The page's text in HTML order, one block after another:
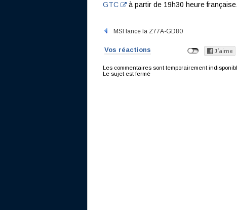
GTC
à partir de 19h30 heure française.
MSI lance la Z77A-GD80
Vos réactions
Les commentaires sont temporairement
Le sujet est fermé